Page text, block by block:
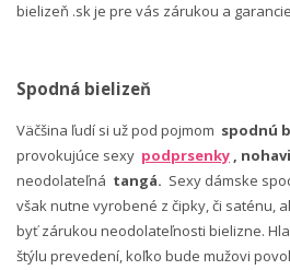
bielizeň .sk je pre vás zárukou a
Spodná bielizeň
Väčšina ľudí si už pod pojmom spodnú
provokujúce sexy podprsenky ,
neodolateľná tangá. Sexy dámske
však nutne vyrobené z čipky, či saténu,
byť zárukou neodolateľnosti bielizne.
štýlu prevedení, koľko bude mužovi